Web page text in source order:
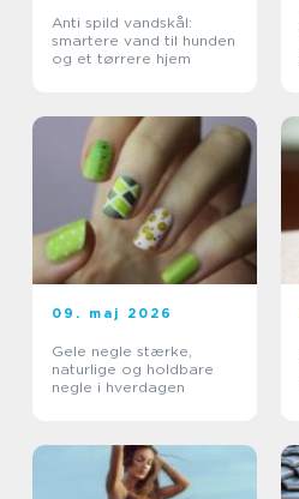
Anti spild vandskål:
smartere vand til hunden
og et tørrere hjem
09. maj 2026
Gele negle stærke,
naturlige og holdbare
negle i hverdagen